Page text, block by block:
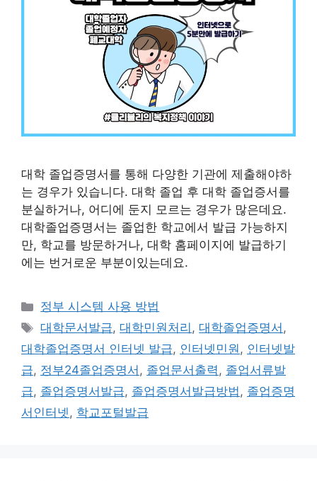
대학 졸업증명서를 통해 다양한 기관에 제출해야하
는 경우가 있습니다. 대학 졸업 후 대학 졸업증서를
분실하거나, 어디에 둔지 모르는 경우가 많은데요.
대학졸업증명서는 졸업한 학교에서 발급 가능하지
만, 학교를 방문하거나, 대학 홈페이지에 발급하기
에는 번거로운 부분이있는데요.
카
테
리
정부 시스템 사용 방법
태
그
대학문서발급,대학민원처리 ,대학졸업증명서 ,
대학졸업증명서 인터넷 발급, 인터넷민원, 인터넷발
급, 정부24졸업증명서 , 졸업문서출력, 졸업서류발
급, 졸업증명서발급, 졸업증명서발급방법, 졸업증명
서인터넷, 학교포털발급